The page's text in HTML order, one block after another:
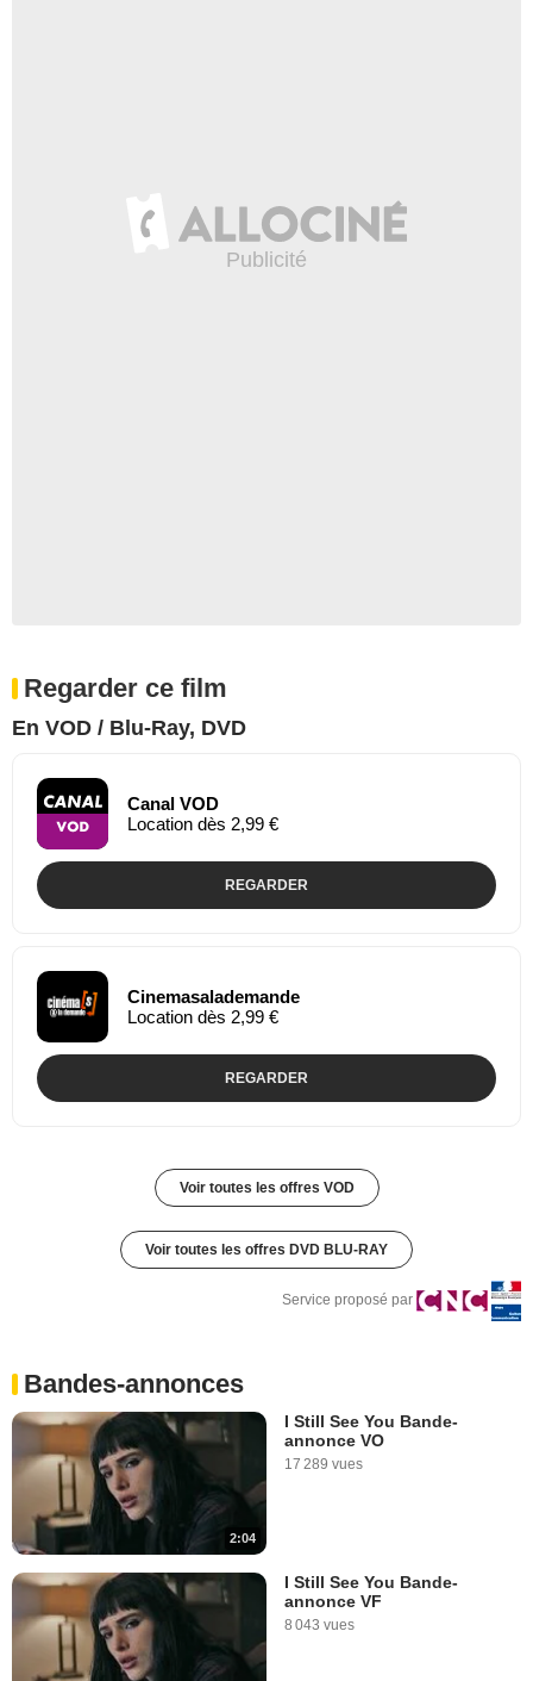
Regarder ce film
En VOD / Blu-Ray, DVD
Canal VOD
Location dès 2,99 €
REGARDER
Cinemasalademande
Location dès 2,99 €
REGARDER
Voir toutes les offres VOD
Voir toutes les offres DVD BLU-RAY
Service proposé par
Bandes-annonces
2:04
I Still See You Bande-
annonce VO
17 289 vues
I Still See You Bande-
annonce VF
8 043 vues